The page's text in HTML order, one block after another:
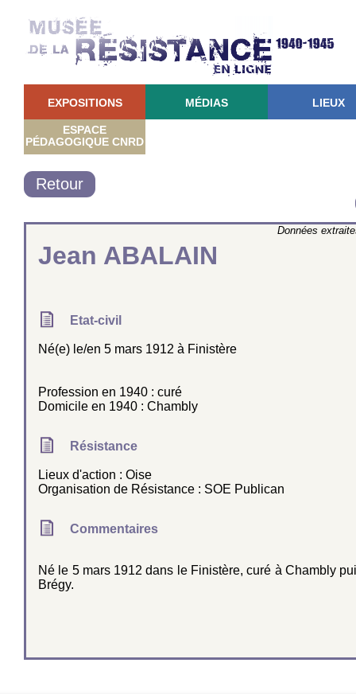
EXPOSITIONS MÉDIAS LIEUX
ESPACE
PÉDAGOGIQUE CNRD
Retour
Données
Jean ABALAIN
Etat-civil
Né(e) le/en 5 mars 1912 à Finistère
Profession en 1940 : curé
Domicile en 1940 : Chambly
Résistance
Lieux d'action : Oise
Organisation de Résistance : SOE Publican
Commentaires
Né le 5 mars 1912 dans le Finistère, curé à Chambly
Brégy.